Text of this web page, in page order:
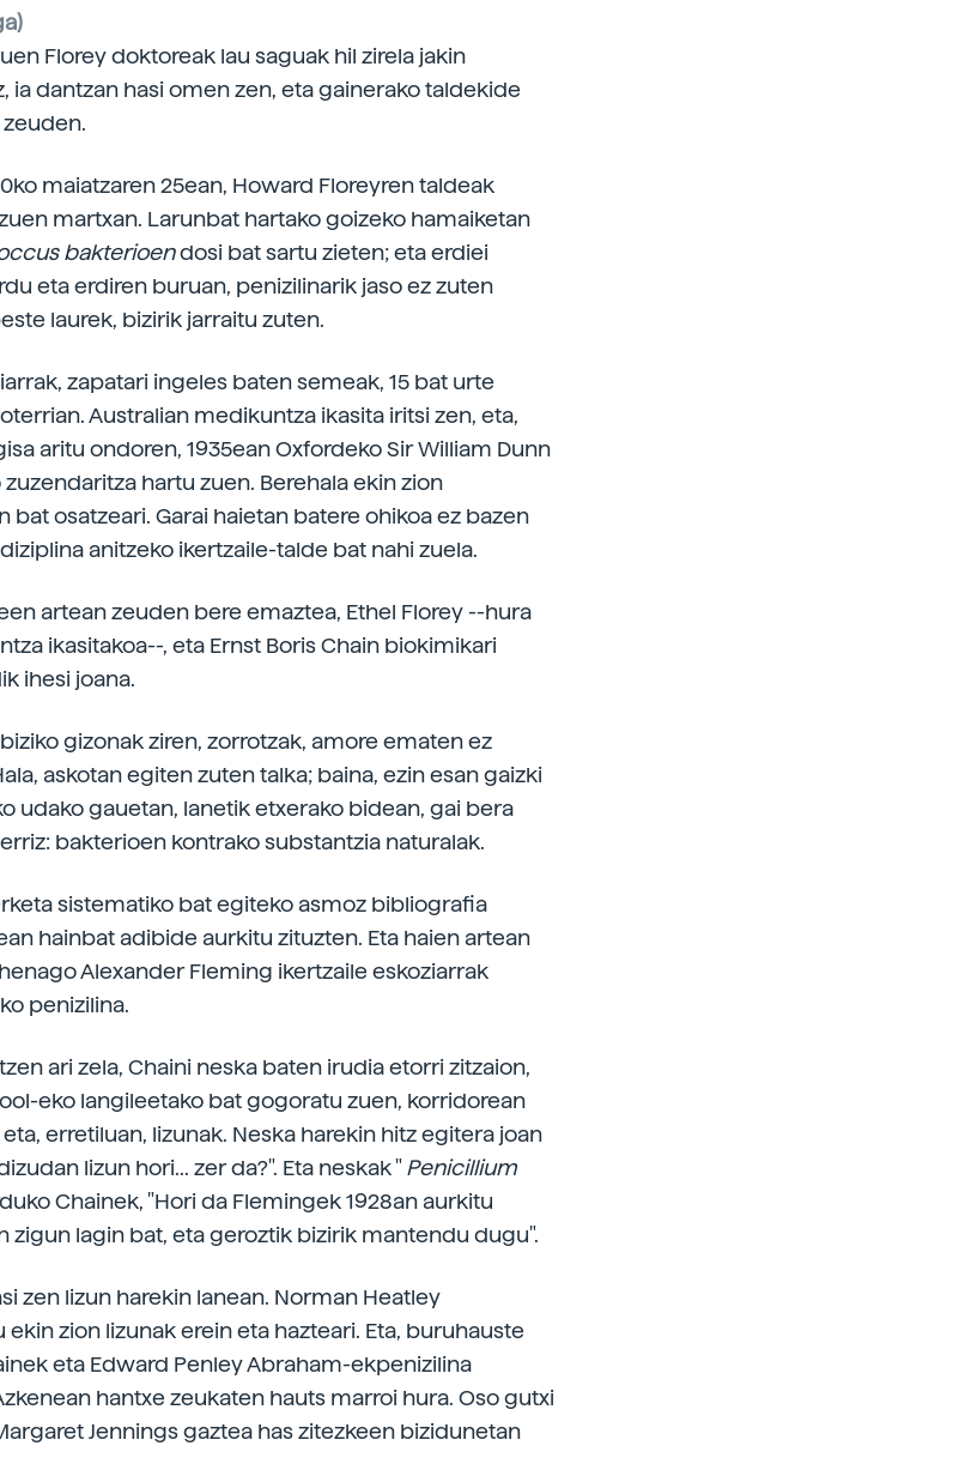
Florey doktoreak lau saguak hil zirela jakin
ia dantzan hasi omen zen, eta gainerako taldekide
maiatzaren 25ean, Howard Floreyren taldeak
martxan. Larunbat hartako goizeko hamaiketan
bakterioendosi bat sartu zieten; eta erdiei
eta erdiren buruan, penizilinarik jaso ez zuten
laurek, bizirik jarraitu zuten.
zapatari ingeles baten semeak, 15 bat urte
Australian medikuntza ikasita iritsi zen, eta,
aritu ondoren, 1935ean Oxfordeko Sir William Dunn
hartu zuen. Berehala ekin zion
bat osatzeari. Garai haietan batere ohikoa ez bazen
anitzeko ikertzaile-talde bat nahi zuela.
artean zeuden bere emaztea, Ethel Florey --hura
ikasitakoa--, eta Ernst Boris Chain biokimikari
ihesi joana.
gizonak ziren, zorrotzak, amore ematen ez
askotan egiten zuten talka; baina, ezin esan gaizki
udako gauetan, lanetik etxerako bidean, gai bera
bakterioen kontrako substantzia naturalak.
sistematiko bat egiteko asmoz bibliografia
hainbat adibide aurkitu zituzten. Eta haien artean
Alexander Fleming ikertzaile eskoziarrak
penizilina.
ari zela, Chaini neska baten irudia etorri zitzaion,
eko langileetako bat gogoratu zuen, korridorean
erretiluan, lizunak. Neska harekin hitz egitera joan
lizun hori... zer da?". Eta neskak "Penicillium
Chainek, "Hori da Flemingek 1928an aurkitu
zigun lagin bat, eta geroztik bizirik mantendu dugu".
zen lizun harekin lanean. Norman Heatley
zion lizunak erein eta hazteari. Eta, buruhauste
eta Edward Penley Abraham-ekpenizilina
hantxe zeukaten hauts marroi hura. Oso gutxi
Jennings gaztea has zitezkeen bizidunetan